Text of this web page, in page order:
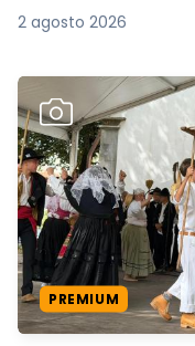
2 agosto 2026
PREMIUM